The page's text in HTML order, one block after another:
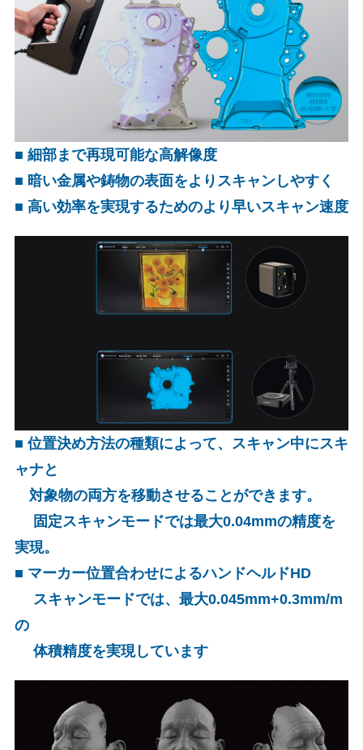
■ 細部まで再現可能な高解像度
■ 暗い金属や鋳物の表面をよりスキャンしやすく
■ 高い効率を実現するためのより早いスキャン速度
■ 位置決め方法の種類によって、スキャン中にスキ
ャナと
対象物の両方を移動させることができます。
固定スキャンモードでは最大0.04mmの精度を
実現。
■ マーカー位置合わせによるハンドヘルドHD
スキャンモードでは、最大0.045mm+0.3mm/m
の
体積精度を実現しています